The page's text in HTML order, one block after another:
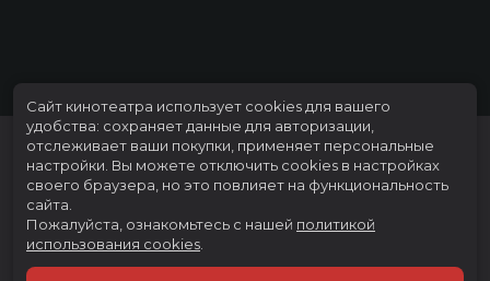
Расписание
Сайт кинотеатра использует cookies для вашего
удобства: сохраняет данные для авторизации,
отслеживает ваши покупки, применяет персональные
настройки. Вы можете отключить cookies в настройках
своего браузера, но это повлияет на функциональность
сайта.
Пожалуйста, ознакомьтесь с нашей политикой
использования cookies